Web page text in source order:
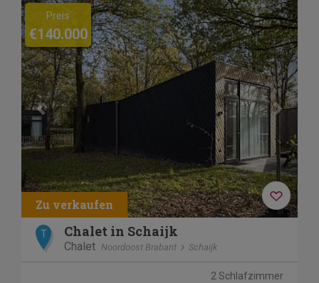
Previous Next
Preis
€140.000
T Chalet in Schaijk
Chalet Noordoost Brabant Schaijk
2 Schlafzimmer